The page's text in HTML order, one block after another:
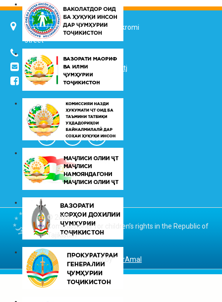
734025, Dushanbe city, 7 Jalol Ikromi
street
(+992 37) 2217352
info@vhk.tj
info@ombudsman.tj
/kudakon
© 2026
Commissioner for children’s rights in the Republic of
Tajikistan
Developed byDarAmal